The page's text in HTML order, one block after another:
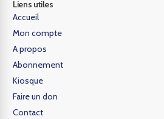
Liens utiles
Accueil
Mon compte
A propos
Abonnement
Kiosque
Faire un don
Contact